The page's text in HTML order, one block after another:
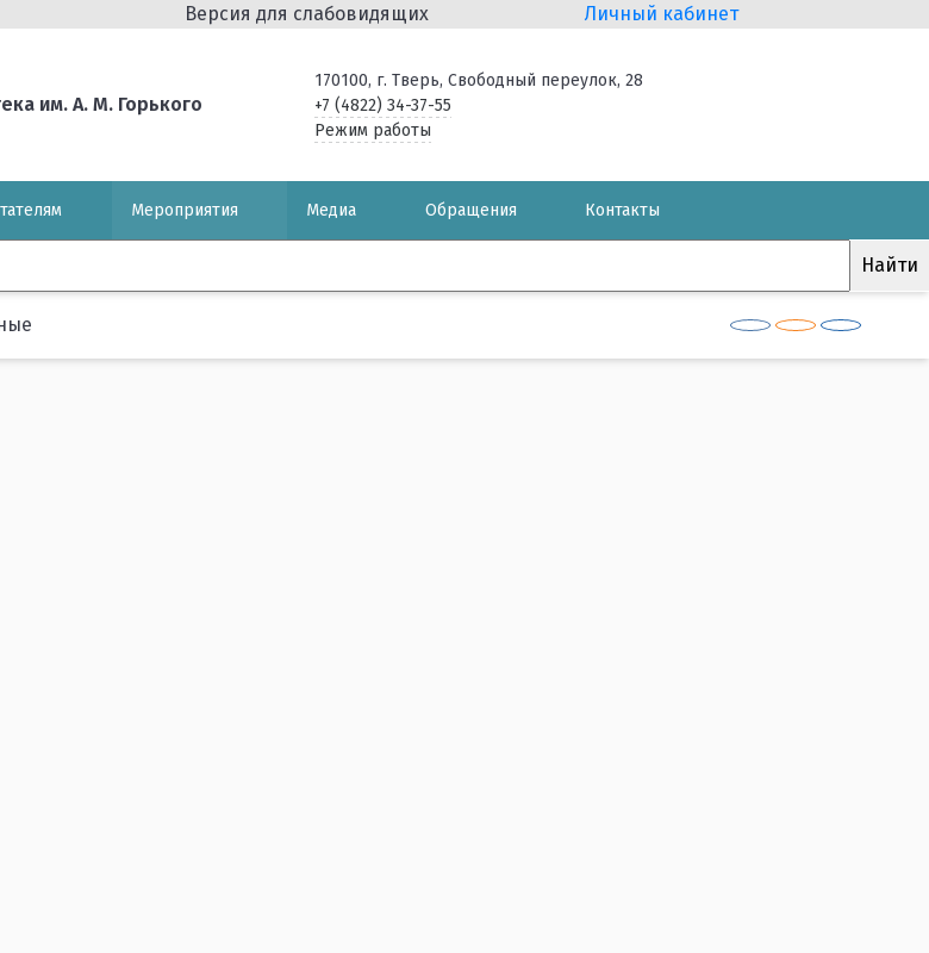
Версия для слабовидящих Личный кабинет
им. А. М. Горького
170100, г. Тверь, Свободный переулок, 28
+7 (4822) 34-37-55
Режим работы
Мероприятия Медиа Обращения Контакты